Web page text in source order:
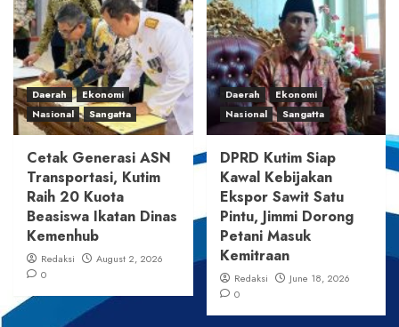
Daerah
Ekonomi
Nasional
Sangatta
Cetak Generasi ASN
Transportasi, Kutim
Raih 20 Kuota
Beasiswa Ikatan Dinas
Kemenhub
Redaksi
August 2, 2026
0
Daerah
Ekonomi
Nasional
Sangatta
DPRD Kutim Siap
Kawal Kebijakan
Ekspor Sawit Satu
Pintu, Jimmi Dorong
Petani Masuk
Kemitraan
Redaksi
June 18, 2026
0